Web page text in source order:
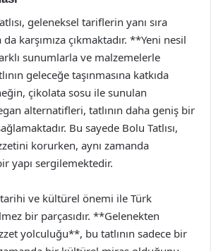
geleneksel tariflerin yanı sıra
karşımıza çıkmaktadır. **Yeni nesil
sunumlarla ve malzemelerle
geleceğe taşınmasına katkıda
çikolata sosu ile sunulan
alternatifleri, tatlının daha geniş bir
Bu sayede Bolu Tatlısı,
korurken, aynı zamanda
yapı sergilemektedir.
tarihi ve kültürel önemi ile Türk
bir parçasıdır. **Gelenekten
yolculuğu**, bu tatlının sadece bir